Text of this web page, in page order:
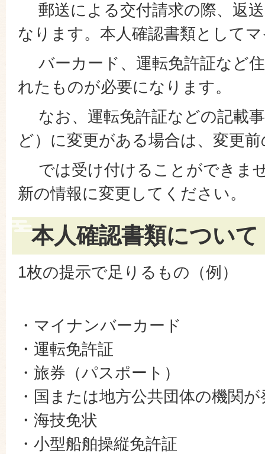
郵送による交付請求の際、返
なります。本人確認書類として
バーカード、運転免許証など
れたものが必要になります。
なお、運転免許証などの記載
ど）に変更がある場合は、変更
では受け付けることができま
新の情報に変更してください。
本人確認書類について
1枚の提示で足りるもの（例）
・マイナンバーカード
・運転免許証
・旅券（パスポート）
・国または地方公共団体の機関
・海技免状
・小型船舶操縦免許証